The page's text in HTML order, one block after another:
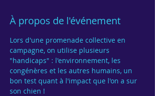
À propos de l'événement
Lors d'une promenade collective en
campagne, on utilise plusieurs
"handicaps" : l'environnement, les
congénères et les autres humains, un
bon test quant à l'impact que l'on a sur